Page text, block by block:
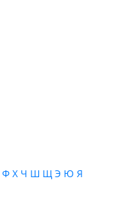
Ф Х Ч Ш Щ Э Ю Я